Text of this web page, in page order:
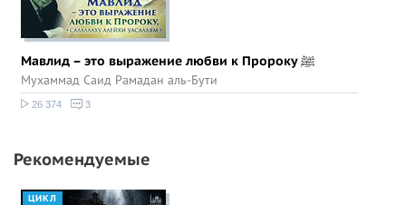
Мавлид – это выражение любви к Пророку ﷺ
Мухаммад Саид Рамадан аль-Бути
26 374 3
Рекомендуемые
ЦИКЛ